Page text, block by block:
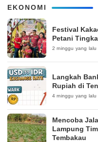
EKONOMI
‎Festival
Petani
2 minggu yang lalu
Langkah
Rupiah di
4 minggu yang lalu
Mencoba
Lampung
Tembakau